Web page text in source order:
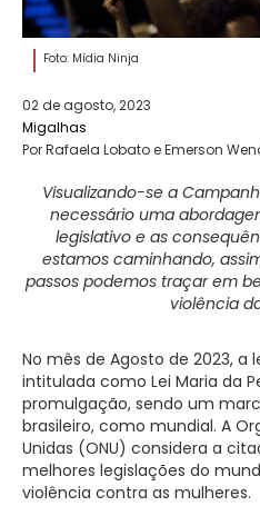
Foto: Mídia Ninja
02 de agosto, 2023
Migalhas
Por Rafaela Lobato e Emerson
Visualizando-se a
necessário uma
legislativo e as
estamos caminhando,
passos podemos traçar em
violência
No mês de Agosto de 2023, a
intitulada como Lei Maria da
promulgação, sendo um
brasileiro, como mundial. A
Unidas (ONU) considera a
melhores legislações do
violência contra as mulheres.